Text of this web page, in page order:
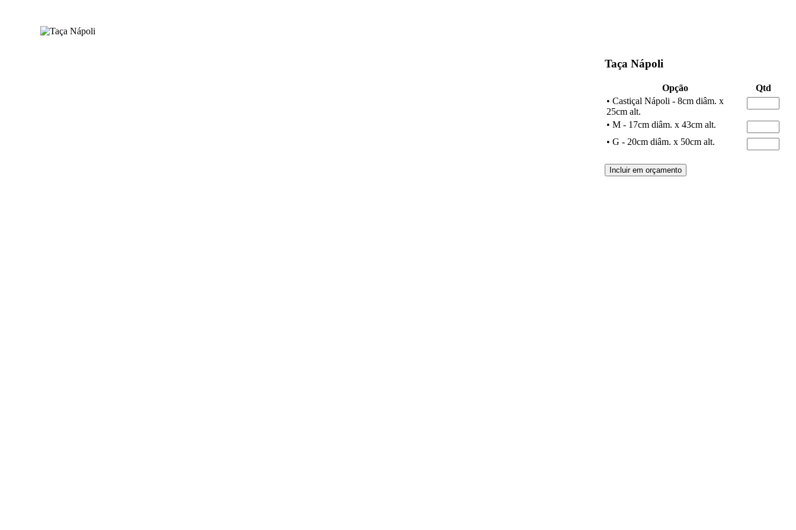
Taça Nápoli
Opção
Qtd
• Castiçal Nápoli - 8cm diâm. x
25cm alt.
• M - 17cm diâm. x 43cm alt.
• G - 20cm diâm. x 50cm alt.